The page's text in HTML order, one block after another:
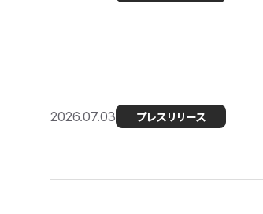
2026.07.03 プレスリリース